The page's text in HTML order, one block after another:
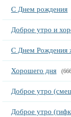
С Днем рождения
Доброе утро и
С Днем Рождения
Хорошего дня
Доброе утро
Доброе утро